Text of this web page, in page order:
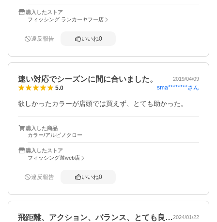
購入したストア
フィッシング ランカーヤフー店
違反報告 いいね0
速い対応でシーズンに間に合いました。 2019/04/09
5.0 sma********さん
欲しかったカラーが店頭では買えず、とても助かった。
購入した商品
カラー/アルビノクロー
購入したストア
フィッシング遊web店
違反報告 いいね0
飛距離、アクション、バランス、とても良…2024/01/22